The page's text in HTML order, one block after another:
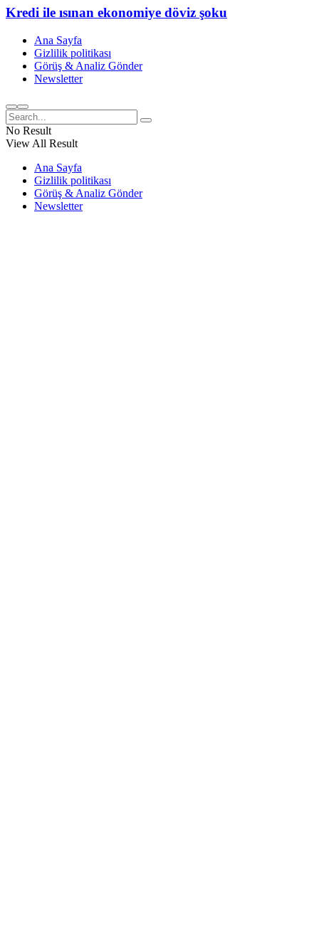
Kredi ile ısınan ekonomiye döviz şoku
Ana Sayfa
Gizlilik politikası
Görüş & Analiz Gönder
Newsletter
No Result
View All Result
Ana Sayfa
Gizlilik politikası
Görüş & Analiz Gönder
Newsletter